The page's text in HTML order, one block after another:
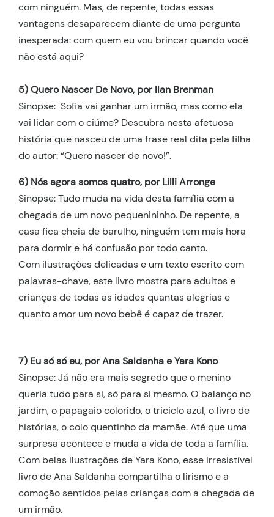
com ninguém. Mas, de repente, todas essas
vantagens desaparecem diante de uma pergunta
inesperada: com quem eu vou brincar quando você
não está aqui?
5)Quero Nascer De Novo, por Ilan Brenman
Sinopse: Sofia vai ganhar um irmão, mas como ela
vai lidar com o ciúme? Descubra nesta afetuosa
história que nasceu de uma frase real dita pela filha
do autor: “Quero nascer de novo!”.
6) Nós agora somos quatro, por Lilli Arronge
Sinopse: Tudo muda na vida desta família com a
chegada de um novo pequenininho. De repente, a
casa fica cheia de barulho, ninguém tem mais hora
para dormir e há confusão por todo canto.
Com ilustrações delicadas e um texto escrito com
palavras-chave, este livro mostra para adultos e
crianças de todas as idades quantas alegrias e
quanto amor um novo bebê é capaz de trazer.
7) Eu só só eu, por Ana Saldanha e Yara Kono
Sinopse: Já não era mais segredo que o menino
queria tudo para si, só para si mesmo. O balanço no
jardim, o papagaio colorido, o triciclo azul, o livro de
histórias, o colo quentinho da mamãe. Até que uma
surpresa acontece e muda a vida de toda a família.
Com belas ilustrações de Yara Kono, esse irresistível
livro de Ana Saldanha compartilha o lirismo e a
comoção sentidos pelas crianças com a chegada de
um irmão.